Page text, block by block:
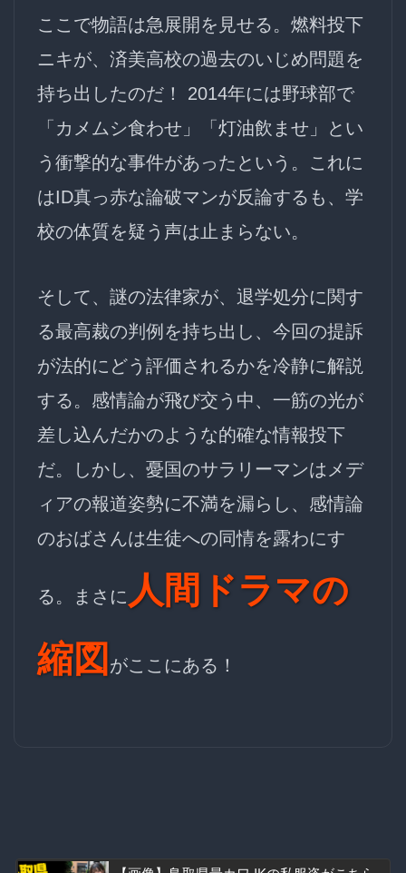
ここで物語は急展開を見せる。燃料投下
ニキが、済美高校の過去のいじめ問題を
持ち出したのだ！ 2014年には野球部で
「カメムシ食わせ」「灯油飲ませ」とい
う衝撃的な事件があったという。これに
はID真っ赤な論破マンが反論するも、学
校の体質を疑う声は止まらない。
そして、謎の法律家が、退学処分に関す
る最高裁の判例を持ち出し、今回の提訴
が法的にどう評価されるかを冷静に解説
する。感情論が飛び交う中、一筋の光が
差し込んだかのような的確な情報投下
だ。しかし、憂国のサラリーマンはメデ
ィアの報道姿勢に不満を漏らし、感情論
のおばさんは生徒への同情を露わにす
る。まさに 人間ドラマの
縮図 がここにある！